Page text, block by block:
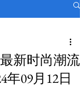
新时尚潮流
年09月12日